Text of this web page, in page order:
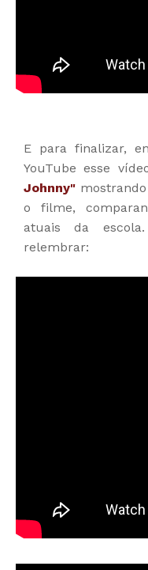
E para finalizar,
YouTube esse
Johnny"
o filme,
atuais da
relembrar: